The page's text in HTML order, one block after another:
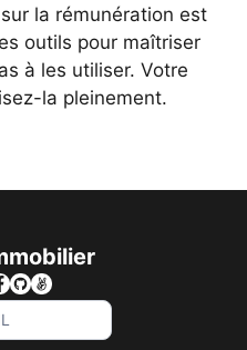
la rémunération est
outils pour maîtriser
à les utiliser. Votre
la pleinement.